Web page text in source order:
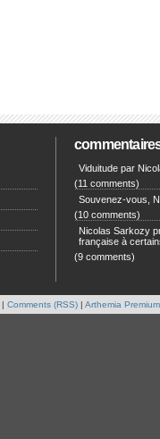
Viduitude par
(11 comments)
Souvenez-vous,
(10 comments)
Nicolas Sarkozy
française à
(9 comments)
| Comments (RSS) | Arthemia Premium